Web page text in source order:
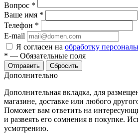
Вопрос *
Ваше имя *
Телефон *
E-mail
Я согласен на обработку
* — Обязательные поля
Отправить Сбросить
Дополнительно
Дополнительная вкладка, для
магазине, доставке или любого
Поможет вам ответить на
и развеять его сомнения в покупке.
усмотрению.